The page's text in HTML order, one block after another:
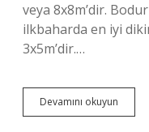
veya 8x8m’dir.
ilkbaharda en iyi
3x5m’dir.…
Devamını okuyun
Bodur